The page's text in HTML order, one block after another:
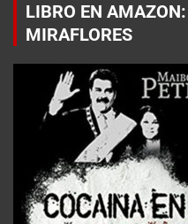
LIBRO EN
MIRAFLORES